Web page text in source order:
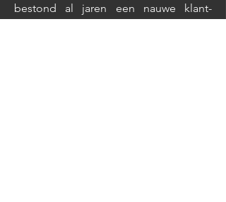
bestond al jaren een nauwe klant-
leveranciersrelatie. ATT blijft de